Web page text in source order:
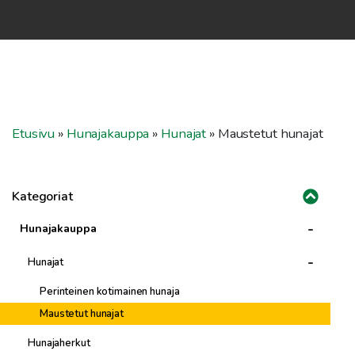
Etusivu » Hunajakauppa » Hunajat » Maustetut hunajat
Kategoriat
Hunajakauppa -
Hunajat -
Perinteinen kotimainen hunaja
Maustetut hunajat
Hunajaherkut